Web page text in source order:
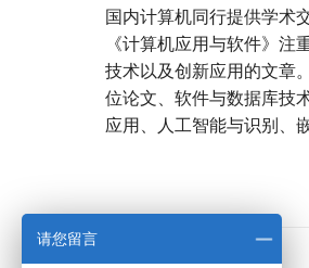
国内计算机同行提供学术
《计算机应用与软件》
技术以及创新应用的文章
位论文、软件与数据库技
应用、人工智能与识别、
请您留言